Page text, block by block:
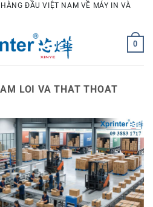
ĐẦU VIỆT NAM VỀ MÁY IN VÀ
0
LOI VA THAT THOAT